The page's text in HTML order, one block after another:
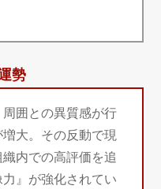
勢
囲との異質感が行
大。その反動で現
内での高評価を追
』が強化されてい